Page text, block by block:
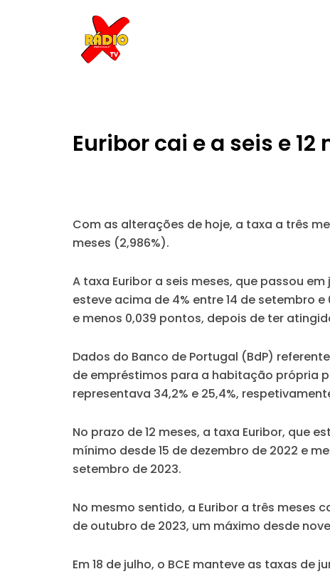
Euribor cai e a seis e
Com as alterações de hoje, a taxa a três
meses (2,986%).
A taxa Euribor a seis meses, que passou
esteve acima de 4% entre 14 de setembro
e menos 0,039 pontos, depois de ter
Dados do Banco de Portugal (BdP)
de empréstimos para a habitação própria
representava 34,2% e 25,4%,
No prazo de 12 meses, a taxa Euribor, que
mínimo desde 15 de dezembro de 2022 e
setembro de 2023.
No mesmo sentido, a Euribor a três meses
de outubro de 2023, um máximo desde
Em 18 de julho, o BCE manteve as taxas